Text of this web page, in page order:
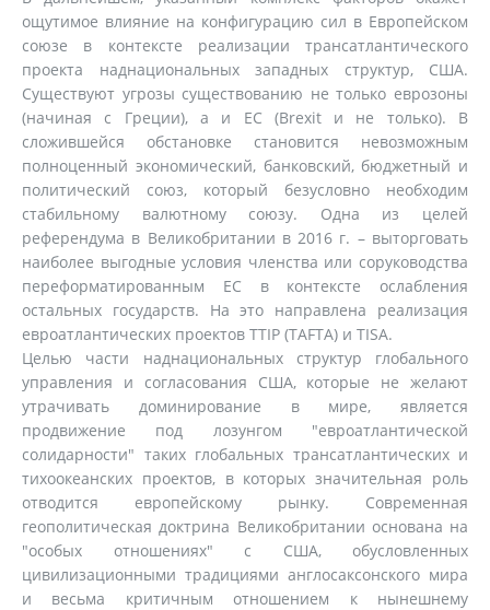
ощутимое влияние на конфигурацию сил в Европейском
союзе в контексте реализации трансатлантического
проекта наднациональных западных структур, США.
Существуют угрозы существованию не только еврозоны
(начиная с Греции), а и ЕС (Brexit и не только). В
сложившейся обстановке становится невозможным
полноценный экономический, банковский, бюджетный и
политический союз, который безусловно необходим
стабильному валютному союзу. Одна из целей
референдума в Великобритании в 2016 г. – выторговать
наиболее выгодные условия членства или соруководства
переформатированным ЕС в контексте ослабления
остальных государств. На это направлена реализация
евроатлантических проектов TTIP (TAFTA) и TISA.
Целью части наднациональных структур глобального
управления и согласования США, которые не желают
утрачивать доминирование в мире, является
продвижение под лозунгом "евроатлантической
солидарности" таких глобальных трансатлантических и
тихоокеанских проектов, в которых значительная роль
отводится европейскому рынку. Современная
геополитическая доктрина Великобритании основана на
"особых отношениях" с США, обусловленных
цивилизационными традициями англосаксонского мира
и весьма критичным отношением к нынешнему